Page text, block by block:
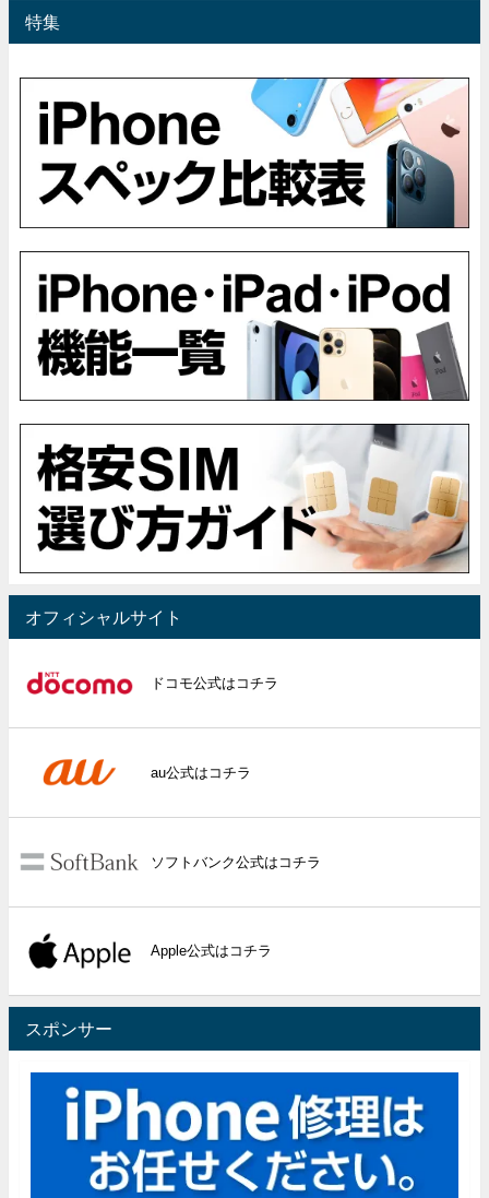
特集
オフィシャルサイト
ドコモ公式はコチラ
au公式はコチラ
ソフトバンク公式はコチラ
Apple公式はコチラ
スポンサー